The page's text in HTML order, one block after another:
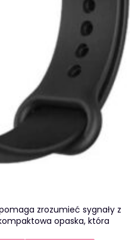
zrozumieć sygnały z
opaska, która